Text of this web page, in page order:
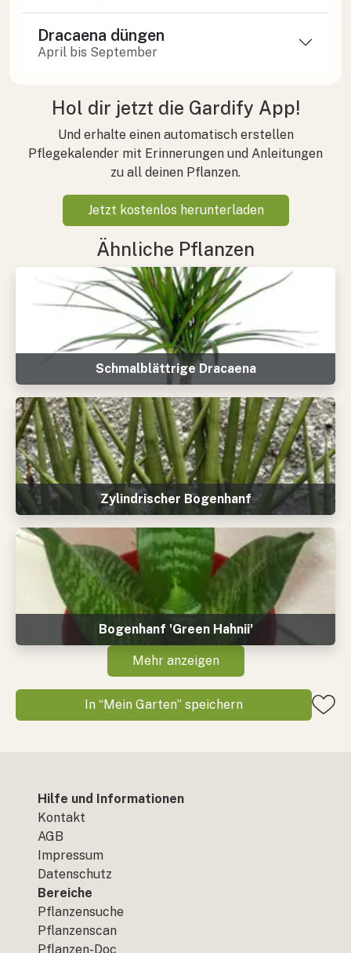
Dracaena düngen
April bis September
Hol dir jetzt die Gardify App!
Und erhalte einen automatisch erstellen
Pflegekalender mit Erinnerungen und Anleitungen
zu all deinen Pflanzen.
Jetzt kostenlos herunterladen
Ähnliche Pflanzen
Schmalblättrige Dracaena
Zylindrischer Bogenhanf
Bogenhanf 'Green Hahnii'
Mehr anzeigen
In “Mein Garten” speichern
Hilfe und Informationen
Kontakt
AGB
Impressum
Datenschutz
Bereiche
Pflanzensuche
Pflanzenscan
Pflanzen-Doc